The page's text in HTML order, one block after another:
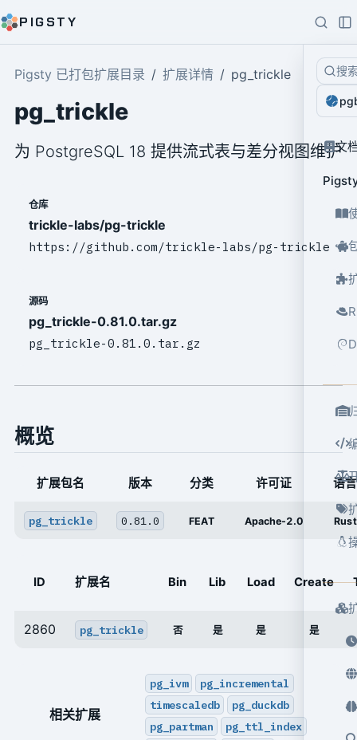
PIGSTY
搜
文
Pigsty 已打包扩展目录 扩展详情 pg_trickle
pg_trickle
为 PostgreSQL 18 提供流式表与差分视图维护
仓库
trickle-labs/pg-trickle
https://github.com/trickle-labs/pg-trickle
源码
pg_trickle-0.81.0.tar.gz
pg_trickle-0.81.0.tar.gz
概览
扩展包名 版本 分类 许可证 语言
pg_trickle 0.81.0 FEAT Apache-2.0 Rust
ID 扩展名 Bin Lib Load Create
2860 pg_trickle 否 是 是 是
相关扩展
pg_ivm
pg_incremental
timescaledb
pg_duckdb
pg_partman
pg_ttl_index